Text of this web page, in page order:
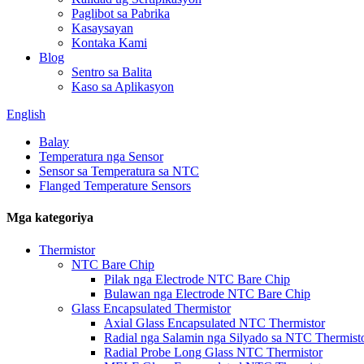
Paglibot sa Pabrika
Kasaysayan
Kontaka Kami
Blog
Sentro sa Balita
Kaso sa Aplikasyon
English
Balay
Temperatura nga Sensor
Sensor sa Temperatura sa NTC
Flanged Temperature Sensors
Mga kategoriya
Thermistor
NTC Bare Chip
Pilak nga Electrode NTC Bare Chip
Bulawan nga Electrode NTC Bare Chip
Glass Encapsulated Thermistor
Axial Glass Encapsulated NTC Thermistor
Radial nga Salamin nga Silyado sa NTC
Radial Probe Long Glass NTC Thermistor